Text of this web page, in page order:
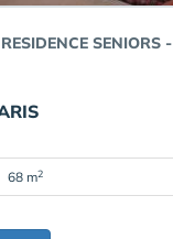
SENIORS
68 m2